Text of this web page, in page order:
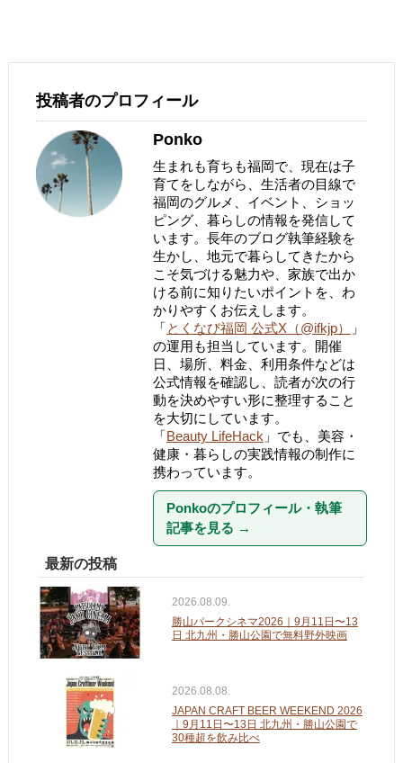
投稿者のプロフィール
Ponko
生まれも育ちも福岡で、現在は子
育てをしながら、生活者の目線で
福岡のグルメ、イベント、ショッ
ピング、暮らしの情報を発信して
います。長年のブログ執筆経験を
生かし、地元で暮らしてきたから
こそ気づける魅力や、家族で出か
ける前に知りたいポイントを、わ
かりやすくお伝えします。
「とくなび福岡 公式X（@ifkjp）
」
の運用も担当しています。開催
日、場所、料金、利用条件などは
公式情報を確認し、読者が次の行
動を決めやすい形に整理すること
を大切にしています。
「Beauty LifeHack 」でも、美容・
健康・暮らしの実践情報の制作に
携わっています。
Ponkoのプロフィール・執筆
記事を見る →
最新の投稿
2026.08.09.
勝山パークシネマ2026｜9月11日〜13
日 北九州・勝山公園で無料野外映画
2026.08.08.
JAPAN CRAFT BEER WEEKEND 2026
｜9月11日〜13日 北九州・勝山公園で
30種超を飲み比べ